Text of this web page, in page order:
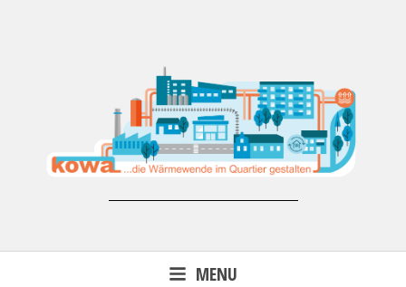
MENU